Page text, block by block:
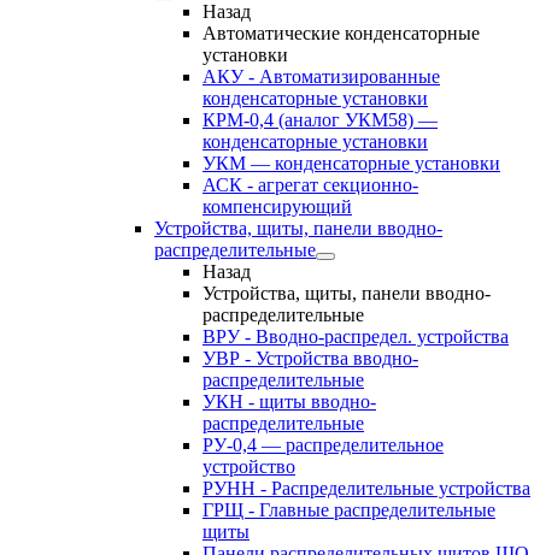
Назад
Автоматические конденсаторные
установки
АКУ - Автоматизированные
конденсаторные установки
КРМ-0,4 (аналог УКМ58) —
конденсаторные установки
УКМ — конденсаторные установки
АСК - агрегат секционно-
компенсирующий
Устройства, щиты, панели вводно-
распределительные
Назад
Устройства, щиты, панели вводно-
распределительные
ВРУ - Вводно-распредел. устройства
УВР - Устройства вводно-
распределительные
УКН - щиты вводно-
распределительные
РУ-0,4 — распределительное
устройство
РУНН - Распределительные устройства
ГРЩ - Главные распределительные
щиты